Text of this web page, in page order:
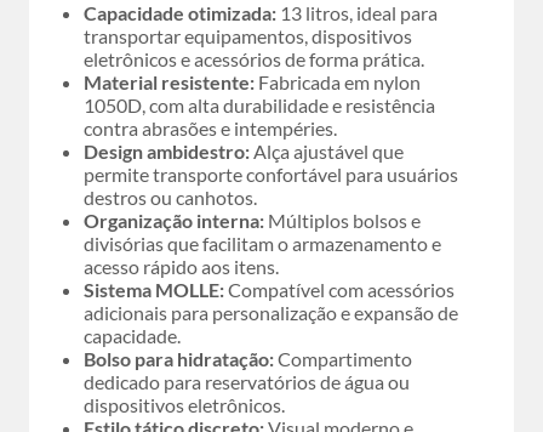
Capacidade otimizada: 13 litros, ideal para
transportar equipamentos, dispositivos
eletrônicos e acessórios de forma prática.
Material resistente: Fabricada em nylon
1050D, com alta durabilidade e resistência
contra abrasões e intempéries.
Design ambidestro:Alça ajustável que
permite transporte confortável para usuários
destros ou canhotos.
Organização interna: Múltiplos bolsos e
divisórias que facilitam o armazenamento e
acesso rápido aos itens.
Sistema MOLLE:Compatível com acessórios
adicionais para personalização e expansão de
capacidade.
Bolso para hidratação:Compartimento
dedicado para reservatórios de água ou
dispositivos eletrônicos.